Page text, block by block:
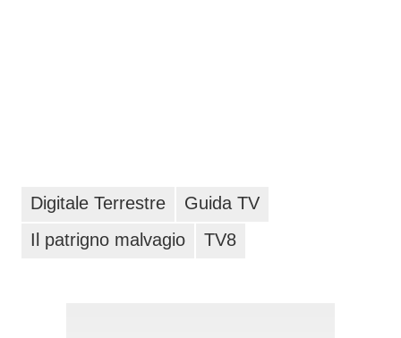
Digitale Terrestre
Guida TV
Il patrigno malvagio
TV8